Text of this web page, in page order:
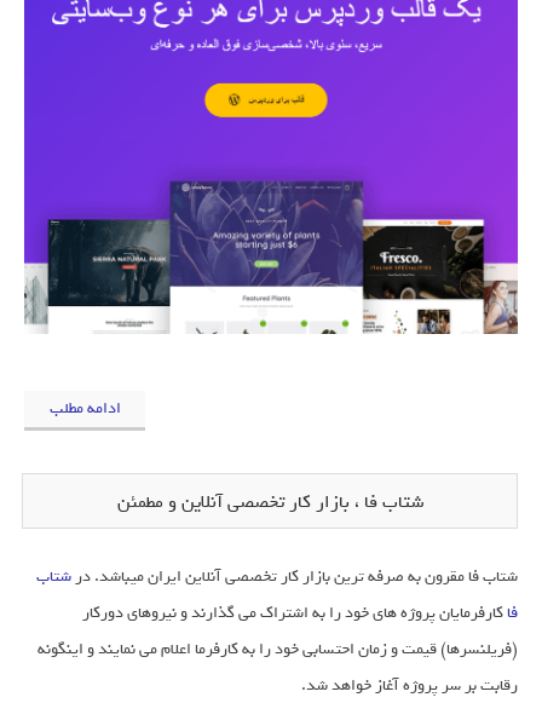
ادامه مطلب
شتاب فا ، بازار کار تخصصی آنلاین و مطمئن
شتاب فا مقرون به صرفه ترین بازار کار تخصصی آنلاین ایران میباشد. در شتاب
فاکارفرمایان پروژه های خود را به اشتراک می گذارند و نیروهای دورکار
(فریلنسرها) قیمت و زمان احتسابی خود را به کارفرما اعلام می نمایند و اینگونه
رقابت بر سر پروژه آغاز خواهد شد.